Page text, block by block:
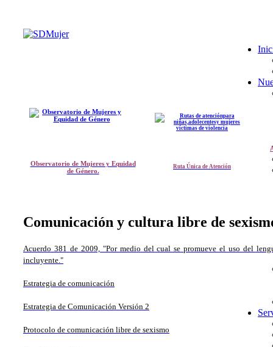
Observatorio de Mujeres y Equidad
de Género.
Ruta Única de Atención
Comunicación y cultura libre de
Acuerdo 381 de 2009, "Por medio del cual se promueve el uso del
incluyente."
Estrategia de comunicación
Estrategia de Comunicación Versión 2
Protocolo de comunicación libre de sexismo